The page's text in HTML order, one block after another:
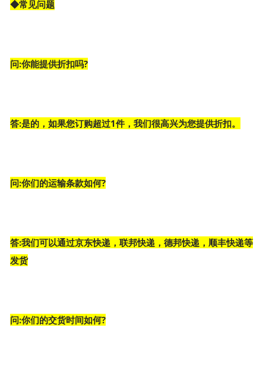
◆常见问题
问:你能提供折扣吗?
答:是的，如果您订购超过1件，我们很高兴为您提供折扣。
问:你们的运输条款如何?
答:我们可以通过京东快递，联邦快递，德邦快递，顺丰快递等
发货
问:你们的交货时间如何?